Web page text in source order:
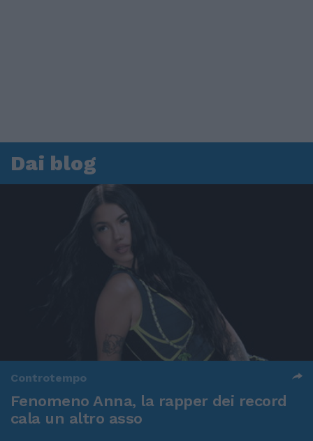
Dai blog
Controtempo
Fenomeno Anna, la rapper dei record
cala un altro asso